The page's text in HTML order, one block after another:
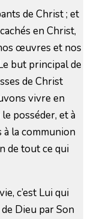
de Christ ; et
en Christ,
œuvres et nos
but principal de
de Christ
vivre en
posséder, et à
à la communion
de tout ce qui
c’est Lui qui
Dieu par Son